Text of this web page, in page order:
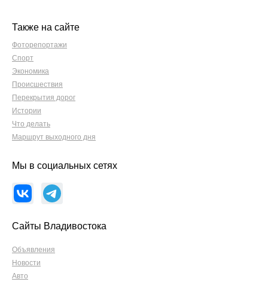
Также на сайте
Фоторепортажи
Спорт
Экономика
Происшествия
Перекрытия дорог
Истории
Что делать
Маршрут выходного дня
Мы в социальных сетях
Сайты Владивостока
Объявления
Новости
Авто